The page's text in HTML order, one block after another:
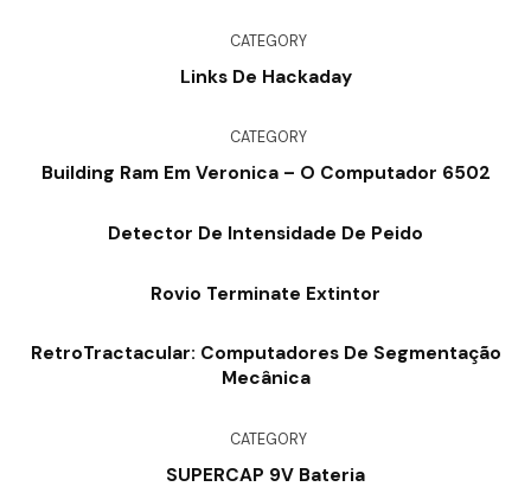
CATEGORY
Links De Hackaday
CATEGORY
Building Ram Em Veronica – O Computador 6502
Detector De Intensidade De Peido
Rovio Terminate Extintor
RetroTractacular: Computadores De Segmentação
Mecânica
CATEGORY
SUPERCAP 9V Bateria